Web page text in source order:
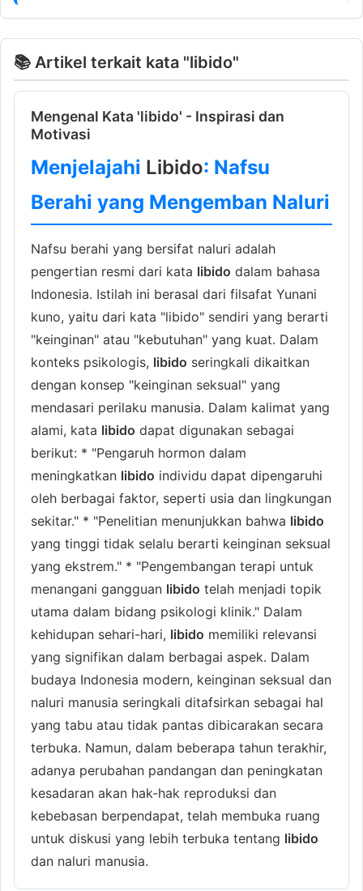
📚 Artikel terkait kata "libido"
Mengenal Kata 'libido' - Inspirasi dan
Motivasi
Menjelajahi Libido: Nafsu
Berahi yang Mengemban Naluri
Nafsu berahi yang bersifat naluri adalah
pengertian resmi dari kata libido dalam bahasa
Indonesia. Istilah ini berasal dari filsafat Yunani
kuno, yaitu dari kata "libido" sendiri yang berarti
"keinginan" atau "kebutuhan" yang kuat. Dalam
konteks psikologis, libido seringkali dikaitkan
dengan konsep "keinginan seksual" yang
mendasari perilaku manusia. Dalam kalimat yang
alami, kata libido dapat digunakan sebagai
berikut: * "Pengaruh hormon dalam
meningkatkan libido individu dapat dipengaruhi
oleh berbagai faktor, seperti usia dan lingkungan
sekitar." * "Penelitian menunjukkan bahwa libido
yang tinggi tidak selalu berarti keinginan seksual
yang ekstrem." * "Pengembangan terapi untuk
menangani gangguan libido telah menjadi topik
utama dalam bidang psikologi klinik." Dalam
kehidupan sehari-hari, libido memiliki relevansi
yang signifikan dalam berbagai aspek. Dalam
budaya Indonesia modern, keinginan seksual dan
naluri manusia seringkali ditafsirkan sebagai hal
yang tabu atau tidak pantas dibicarakan secara
terbuka. Namun, dalam beberapa tahun terakhir,
adanya perubahan pandangan dan peningkatan
kesadaran akan hak-hak reproduksi dan
kebebasan berpendapat, telah membuka ruang
untuk diskusi yang lebih terbuka tentang libido
dan naluri manusia.